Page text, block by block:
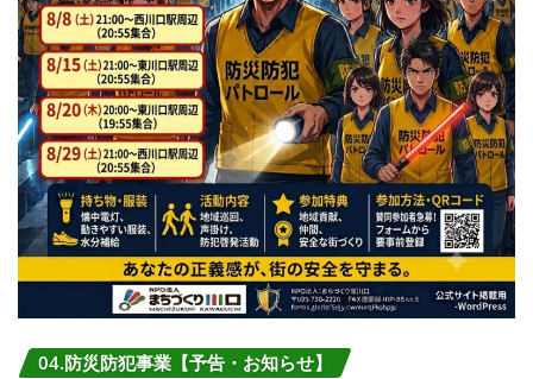
04.防災防犯事業【予告・お知らせ】